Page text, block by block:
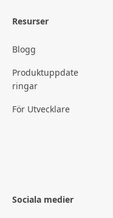
Resurser
Blogg
Produktuppdate
ringar
För Utvecklare
Sociala medier